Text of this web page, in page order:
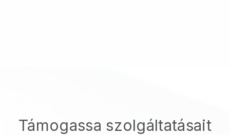
Támogassa szolgáltatásait